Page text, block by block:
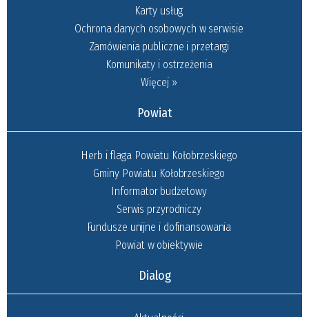
Karty usług
Ochrona danych osobowych w serwisie
Zamówienia publiczne i przetargi
Komunikaty i ostrzeżenia
Więcej »
Powiat
Herb i flaga Powiatu Kołobrzeskiego
Gminy Powiatu Kołobrzeskiego
Informator budżetowy
Serwis przyrodniczy
Fundusze unijne i dofinansowania
Powiat w obiektywie
Dialog